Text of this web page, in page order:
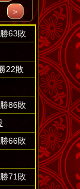
＞
63敗
22敗
86敗
66敗
71敗